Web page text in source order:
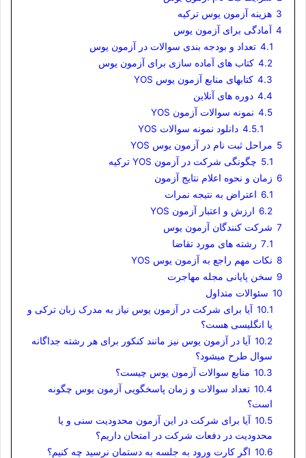
3 هزینه آزمون یوس ترکیه
4 آمادگی برای آزمون یوس
4.1 تعداد و بودجه بندی سوالات در آزمون یوس
4.2 کتاب های آماده سازی برای آزمون یوس
4.3 کتابهای منابع آزمون یوس YOS
4.4 دوره های آنلاین
4.5 نمونه سوالات آزمون YOS
4.5.1 دانلود نمونه سوالات YOS
5 مراحل ثبت نام در آزمون یوس YOS
5.1 چگونگی شرکت در آزمون YOS ترکیه
6 زمان و نحوه اعلام نتایج آزمون
6.1 اعتراض به نتیجه نمرات
6.2 ارزش و اعتبار آزمون YOS
7 شرکت کنندگان آزمون یوس
7.1 رشته های مورد تقاضا
8 نکات مهم راجع به آزمون یوس YOS
9 سخن پایانی مجله مهاجرت
10 سئوالات متداول
10.1 آیا برای شرکت در آزمون یوس نیاز به مدرک زبان ترکی و
یا انگلیسی هست؟
10.2 آیا در آزمون یوس نیز مانند کنکور برای هر رشته جداگانه
سوال طرح میشود؟
10.3 منابع سوالات آزمون یوس چیست؟
10.4 تعداد سوالات و زمان پاسخگویی آزمون یوس چگونه
است؟
10.5 آیا برای شرکت در این آزمون محدودیت سنی و یا
محدودیت در دفعات شرکت در امتحان داریم؟
10.6 اگر کارت ورود به جلسه به دستمان نرسید چه کنیم؟